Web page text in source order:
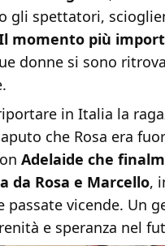
gli spettatori,
momento più
donne si sono
in Italia la
che Rosa era
Adelaide che
da Rosa e Marcello,
vicende. Un
e speranza nel